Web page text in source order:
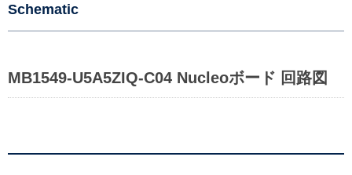
Schematic
MB1549-U5A5ZIQ-C04 Nucleoボード 回路図